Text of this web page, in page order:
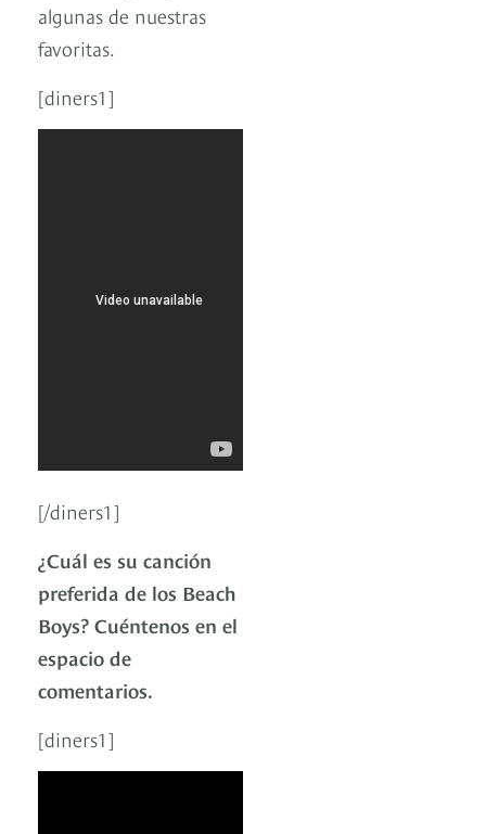
algunas de nuestras
favoritas.
[diners1]
[/diners1]
¿Cuál es su canción
preferida de los Beach
Boys? Cuéntenos en el
espacio de
comentarios.
[diners1]